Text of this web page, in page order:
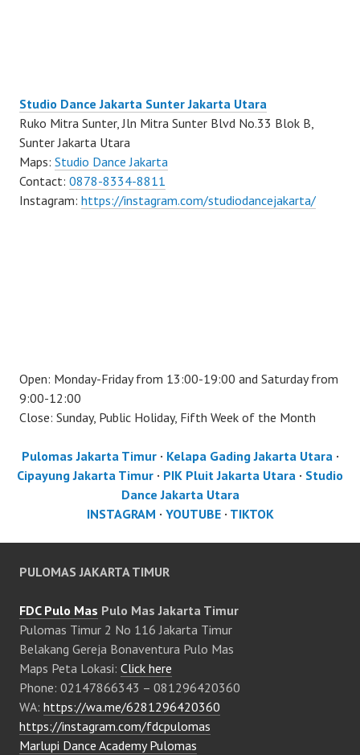
Studio Dance Jakarta Sunter Jakarta Utara
Ruko Mitra Sunter, Jln Mitra Sunter Blvd No.33 Blok B,
Sunter Jakarta Utara
Maps: Studio Dance Jakarta
Contact: 0878-8334-8811
Instagram: https://instagram.com/studiodancejakarta/
Open: Monday-Friday from 13:00-19:00 and Saturday from
9:00-12:00
Close: Sunday, Public Holiday, Fifth Week of the Month
Pulomas Jakarta Timur· Kelapa Gading Jakarta Utara·
Cipayung Jakarta Timur · PIK Pluit Jakarta Utara · Studio
Dance Jakarta Utara
INSTAGRAM · YOUTUBE· TIKTOK
PULOMAS JAKARTA TIMUR
FDC Pulo Mas Pulo Mas Jakarta Timur
Pulomas Timur 2 No 116 Jakarta Timur
Belakang Gereja Bonaventura Pulo Mas
Maps Peta Lokasi: Click here
Phone: 02147866343 – 081296420360
WA: https://wa.me/6281296420360
https://instagram.com/fdcpulomas
Marlupi Dance Academy Pulomas